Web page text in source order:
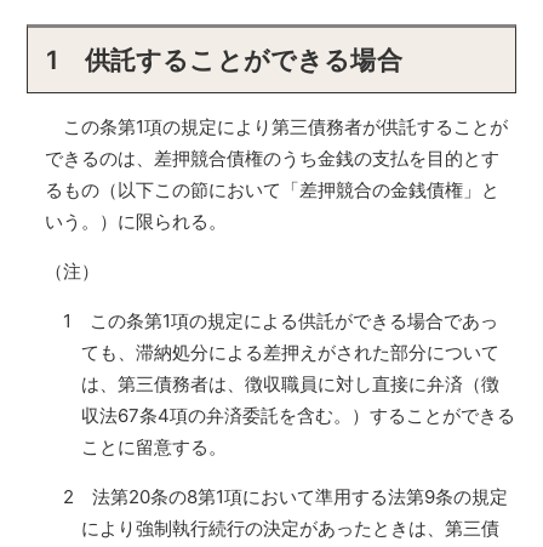
1 供託することができる場合
この条第1項の規定により第三債務者が供託することが
できるのは、差押競合債権のうち金銭の支払を目的とす
るもの（以下この節において「差押競合の金銭債権」と
いう。）に限られる。
（注）
1 この条第1項の規定による供託ができる場合であっ
ても、滞納処分による差押えがされた部分について
は、第三債務者は、徴収職員に対し直接に弁済（徴
収法67条4項の弁済委託を含む。）することができる
ことに留意する。
2 法第20条の8第1項において準用する法第9条の規定
により強制執行続行の決定があったときは、第三債